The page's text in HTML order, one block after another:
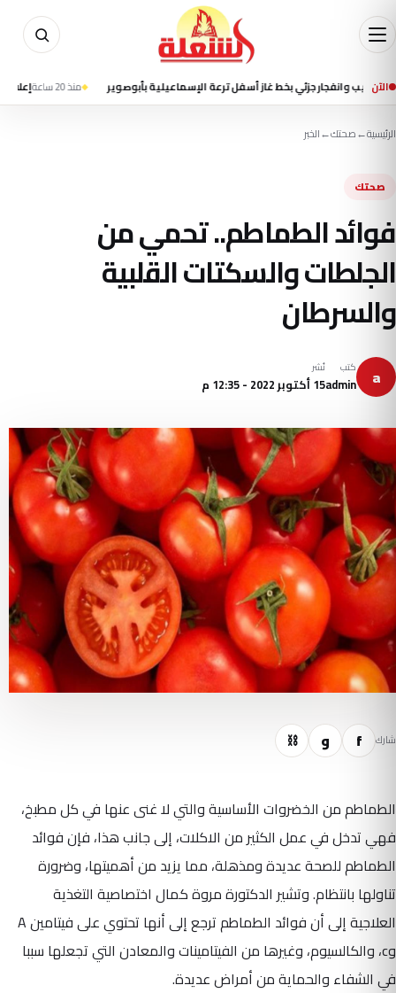
الآنجزئي بخط غاز أسفل ترعة الإسماعيلية بأبوصوير منذ 20 ساعة إعلام إيراني
الرئيسية←صحتك←الخبر
صحتك
فوائد الطماطم.. تحمي من
الجلطات والسكتات القلبية
والسرطان
a كتب
admin
نُشر
15 أكتوبر 2022 - 12:35 م
شارك f و ⛓
الطماطم من الخضروات الأساسية والتي لا غنى عنها في كل مطبخ،
فهي تدخل في عمل الكثير من الاكلات، إلى جانب هذا، فإن فوائد
الطماطم للصحة عديدة ومذهلة، مما يزيد من أهميتها، وضرورة
تناولها بانتظام. وتشير الدكتورة مروة كمال اختصاصية التغذية
العلاجية إلى أن فوائد الطماطم ترجع إلى أنها تحتوي على فيتامين A
وc، والكالسيوم، وغيرها من الفيتامينات والمعادن التي تجعلها سببا
في الشفاء والحماية من أمراض عديدة.